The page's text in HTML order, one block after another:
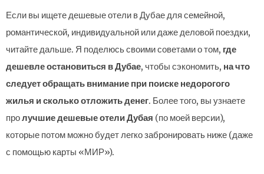
Если вы ищете дешевые отели в Дубае для семейной,
романтической, индивидуальной или даже деловой поездки,
читайте дальше. Я поделюсь своими советами о том, где
дешевле остановиться в Дубае, чтобы сэкономить, на что
следует обращать внимание при поиске недорогого
жилья и сколько отложить денег. Более того, вы узнаете
пролучшие дешевые отели Дубая (по моей версии),
которые потом можно будет легко забронировать ниже (даже
с помощью карты «МИР»).